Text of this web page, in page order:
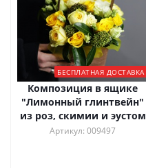
БЕСПЛАТНАЯ ДОСТАВКА
Композиция в ящике
"Лимонный глинтвейн"
из роз, скимии и эустом
Артикул: 009497